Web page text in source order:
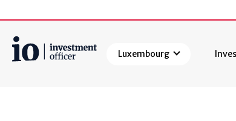
Luxembourg